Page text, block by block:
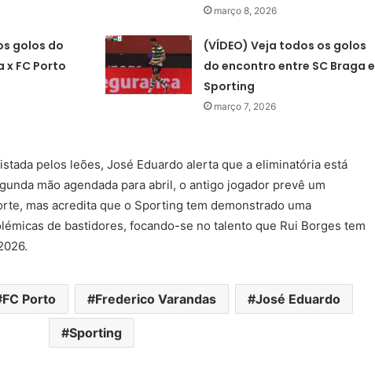
março 8, 2026
golos do
x FC Porto
(VÍDEO) Veja todos os golos
do encontro entre SC Braga e
Sporting
março 7, 2026
pelos leões, José Eduardo alerta que a eliminatória está
mão agendada para abril, o antigo jogador prevê um
mas acredita que o Sporting tem demonstrado uma
de bastidores, focando-se no talento que Rui Borges tem
FC Porto Frederico Varandas José Eduardo
Sporting